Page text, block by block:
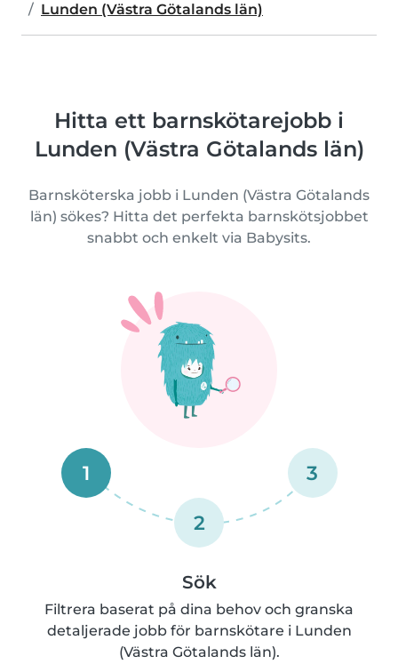
Lunden (Västra Götalands län)
Hitta ett barnskötarejobb i
Lunden (Västra Götalands län)
Barnsköterska jobb i Lunden (Västra Götalands
län) sökes? Hitta det perfekta barnskötsjobbet
snabbt och enkelt via Babysits.
1
2
3
Sök
Filtrera baserat på dina behov och granska
detaljerade jobb för barnskötare i Lunden
(Västra Götalands län).